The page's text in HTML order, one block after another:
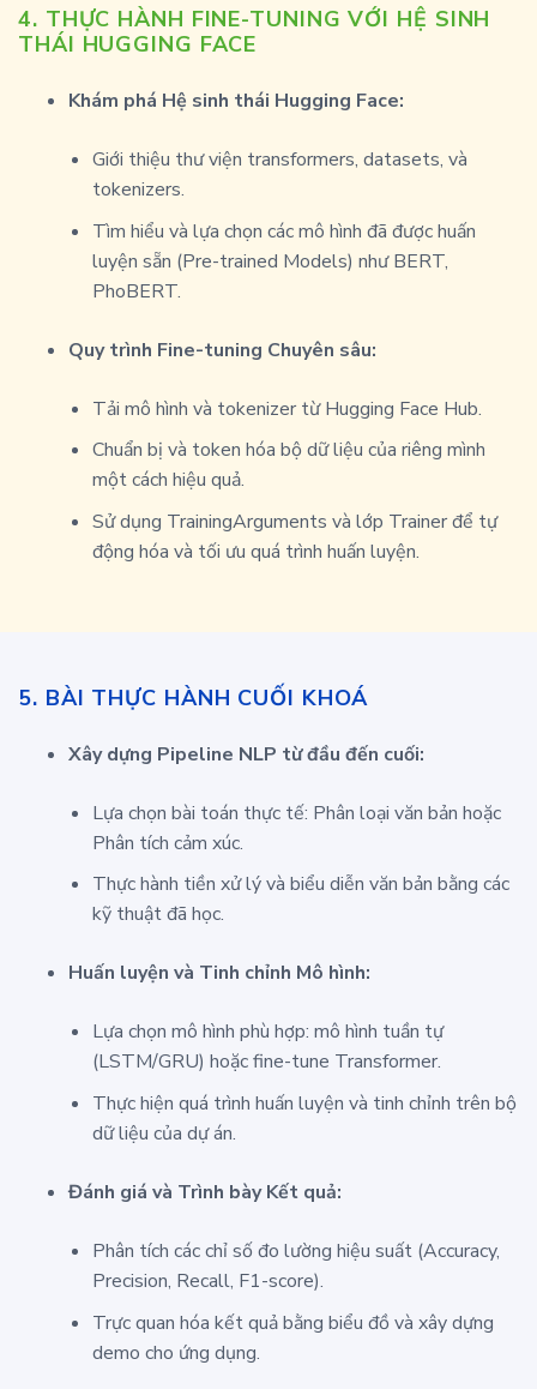
4. THỰC HÀNH FINE-TUNING VỚI HỆ SINH
THÁI HUGGING FACE
Khám phá Hệ sinh thái Hugging Face:
Giới thiệu thư viện transformers,datasets, và
tokenizers.
Tìm hiểu và lựa chọn các mô hình đã được huấn
luyện sẵn (Pre-trained Models) như BERT,
PhoBERT.
Quy trình Fine-tuning Chuyên sâu:
Tải mô hình và tokenizer từ Hugging Face Hub.
Chuẩn bị và token hóa bộ dữ liệu của riêng mình
một cách hiệu quả.
Sử dụng TrainingArguments và lớp Trainerđể tự
động hóa và tối ưu quá trình huấn luyện.
5. BÀI THỰC HÀNH CUỐI KHOÁ
Xây dựng Pipeline NLP từ đầu đến cuối:
Lựa chọn bài toán thực tế: Phân loại văn bản hoặc
Phân tích cảm xúc.
Thực hành tiền xử lý và biểu diễn văn bản bằng các
kỹ thuật đã học.
Huấn luyện và Tinh chỉnh Mô hình:
Lựa chọn mô hình phù hợp: mô hình tuần tự
(LSTM/GRU) hoặc fine-tune Transformer.
Thực hiện quá trình huấn luyện và tinh chỉnh trên bộ
dữ liệu của dự án.
Đánh giá và Trình bày Kết quả:
Phân tích các chỉ số đo lường hiệu suất (Accuracy,
Precision, Recall, F1-score).
Trực quan hóa kết quả bằng biểu đồ và xây dựng
demo cho ứng dụng.